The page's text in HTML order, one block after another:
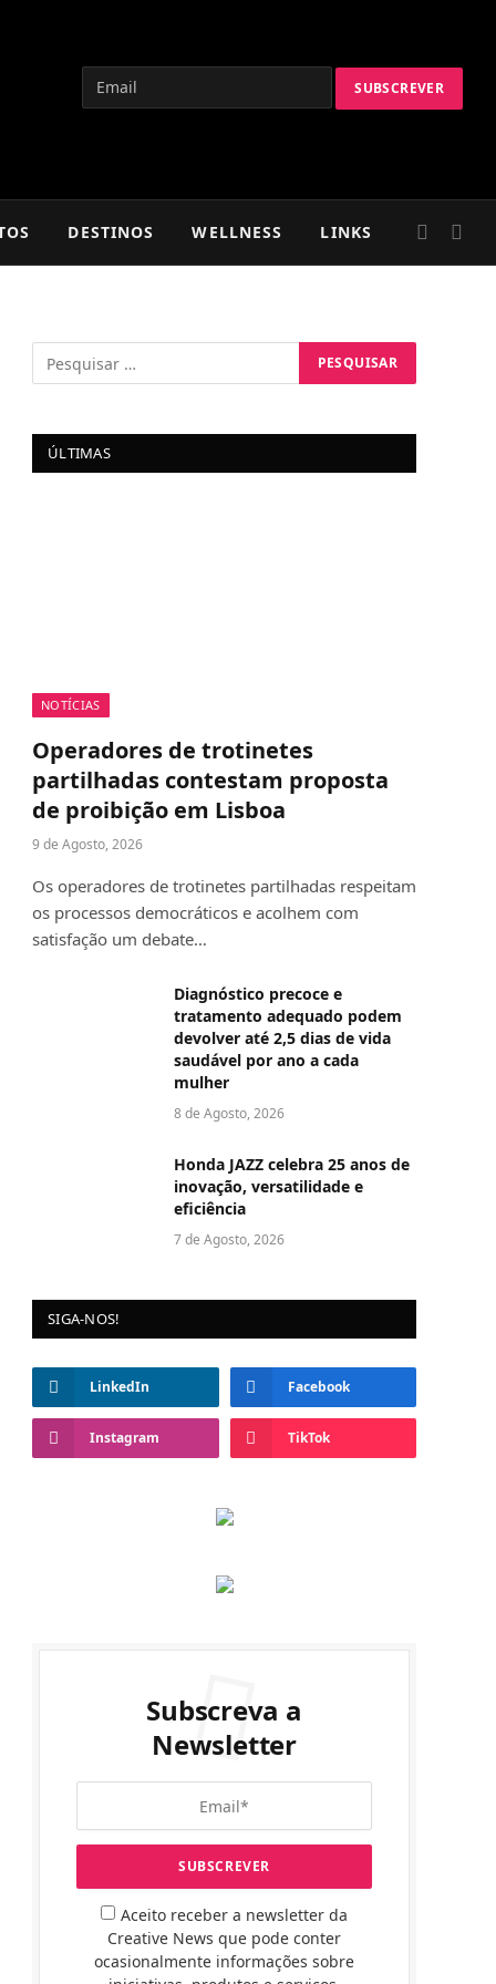
DESTINOS WELLNESS LINKS
ÚLTIMAS
NOTÍCIAS
Operadores de trotinetes
partilhadas contestam proposta
de proibição em Lisboa
9 de Agosto, 2026
Os operadores de trotinetes partilhadas respeitam
os processos democráticos e acolhem com
satisfação um debate…
Diagnóstico precoce e
tratamento adequado podem
devolver até 2,5 dias de vida
saudável por ano a cada
mulher
8 de Agosto, 2026
Honda JAZZ celebra 25 anos de
inovação, versatilidade e
eficiência
7 de Agosto, 2026
SIGA-NOS!
LinkedIn Facebook
Instagram TikTok
Subscreva a
Newsletter
Aceito receber a newsletter da
Creative News que pode conter
ocasionalmente informações sobre